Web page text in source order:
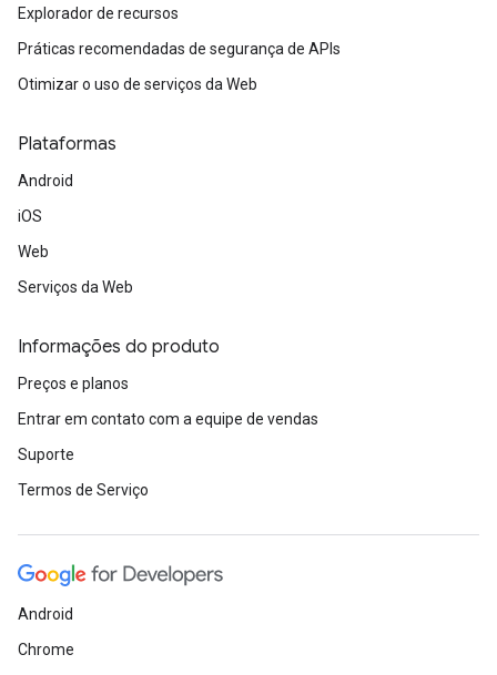
Explorador de recursos
Práticas recomendadas de segurança de APIs
Otimizar o uso de serviços da Web
Plataformas
Android
iOS
Web
Serviços da Web
Informações do produto
Preços e planos
Entrar em contato com a equipe de vendas
Suporte
Termos de Serviço
Android
Chrome